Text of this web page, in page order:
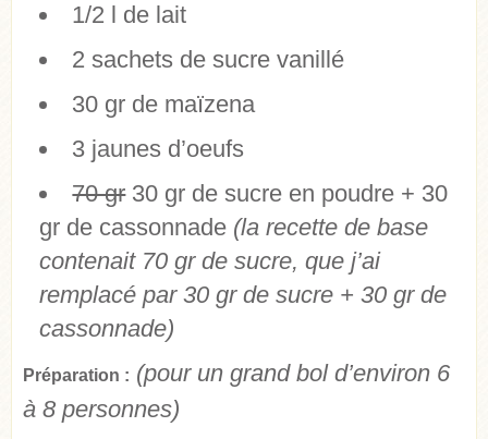
1/2 l de lait
2 sachets de sucre vanillé
30 gr de maïzena
3 jaunes d’oeufs
70 gr30 gr de sucre en poudre + 30
gr de cassonnade (la recette de base
contenait 70 gr de sucre, que j’ai
remplacé par 30 gr de sucre + 30 gr de
cassonnade)
Préparation : (pour un grand bol d’environ 6
à 8 personnes)